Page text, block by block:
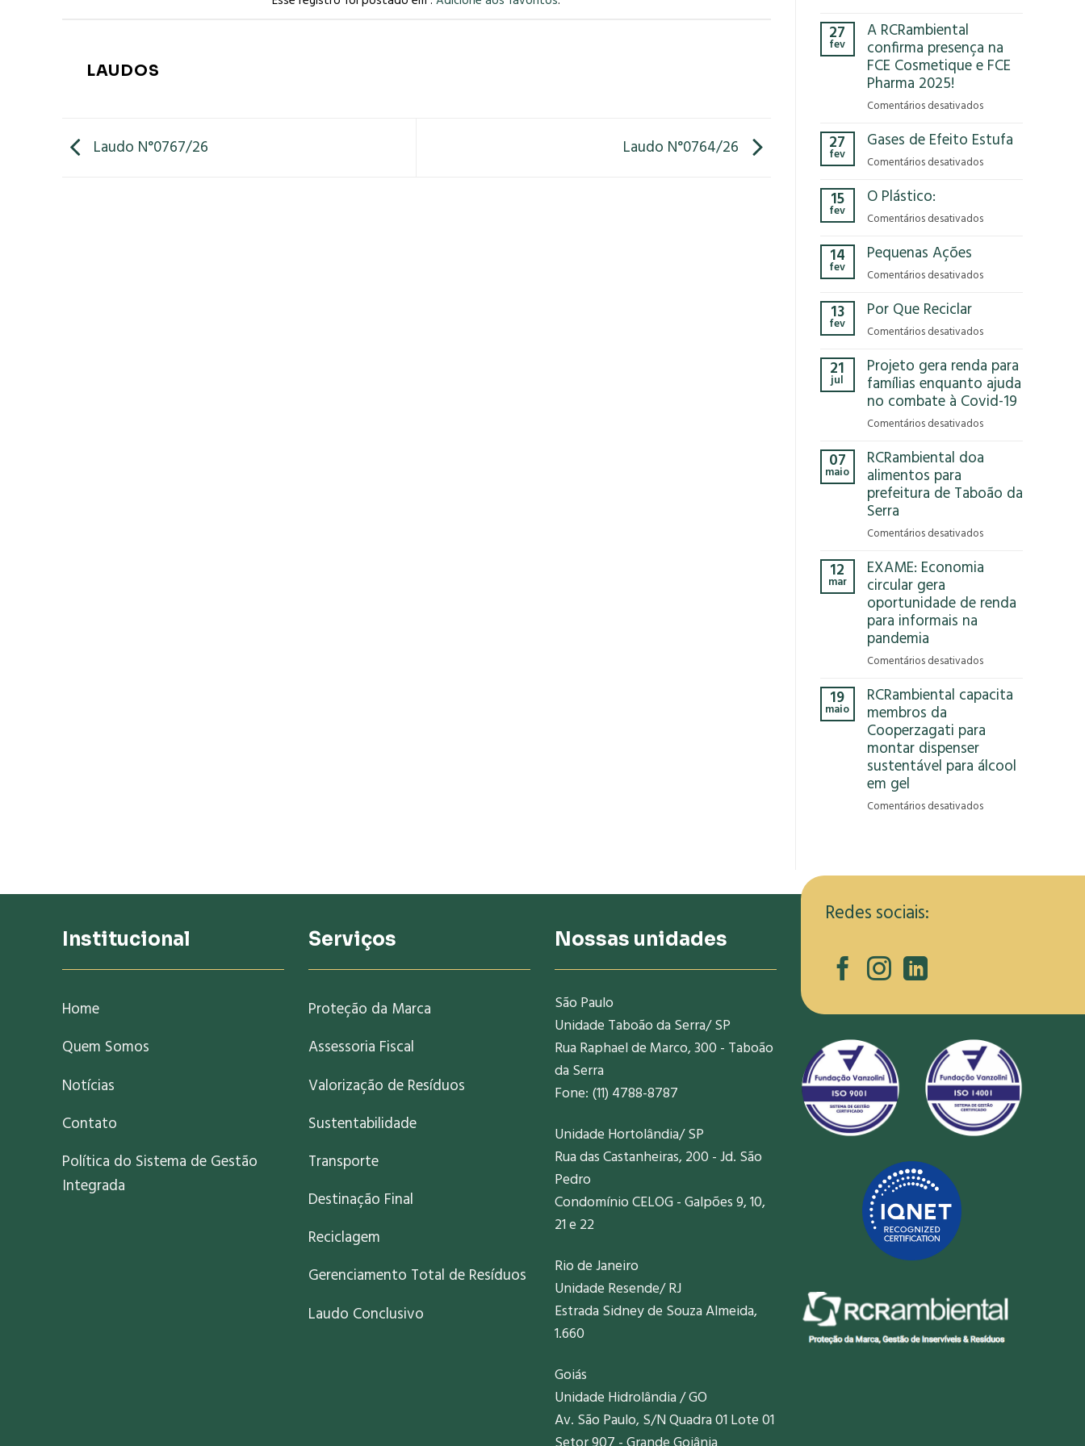
LAUDOS
Laudo N°0767/26 Laudo N°0764/26
parou
para
impacto
que
o
modelo
no
27
fev
A RCRambiental
confirma presença na
FCE Cosmetique e FCE
Pharma 2025!
Comentários desativadosem
RCRambiental
confirma
Cosmetique
Pharma
27
fev
Gases de Efeito Estufa
Comentários desativadosem
Efeito
15
fev
O Plástico:
Comentários desativadosem
14
fev
Pequenas Ações
Comentários desativadosem
13
fev
Por Que Reciclar
Comentários desativadosem
Que
Reciclar
21
jul
Projeto gera renda para
famílias enquanto ajuda
no combate à Covid-19
Comentários desativadosem
gera
para
ajuda
combate
Covid-
07
maio
RCRambiental doa
alimentos para
prefeitura de Taboão da
Serra
Comentários desativadosem
doa
para
da
Serra
12
mar
EXAME: Economia
circular gera
oportunidade de renda
para informais na
pandemia
Comentários desativadosem
Economia
gera
de
informais
19
maio
RCRambiental capacita
membros da
Cooperzagati para
montar dispenser
sustentável para álcool
em gel
Comentários desativadosem
da
Institucional
Home
Quem Somos
Notícias
Contato
Política do Sistema de Gestão
Integrada
Serviços
Proteção da Marca
Assessoria Fiscal
Valorização de Resíduos
Sustentabilidade
Transporte
Destinação Final
Reciclagem
Gerenciamento Total de Resíduos
Laudo Conclusivo
Nossas unidades
São Paulo
Unidade Taboão da Serra/ SP
Rua Raphael de Marco, 300 - Taboão
da Serra
Fone: (11) 4788-8787
Unidade Hortolândia/ SP
Rua das Castanheiras, 200 - Jd. São
Pedro
Condomínio CELOG - Galpões 9, 10,
21 e 22
Rio de Janeiro
Unidade Resende/ RJ
Estrada Sidney de Souza Almeida,
1.660
Goiás
Unidade Hidrolândia / GO
Av. São Paulo, S/N Quadra 01 Lote 01
Redes sociais: